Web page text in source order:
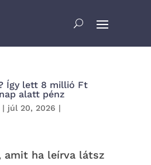
Így lett 8 millió Ft
alatt pénz
júl 20, 2026 |
amit ha leírva látsz